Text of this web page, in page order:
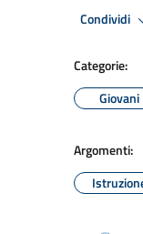
Condividi
Categorie:
Giovani
Argomenti: